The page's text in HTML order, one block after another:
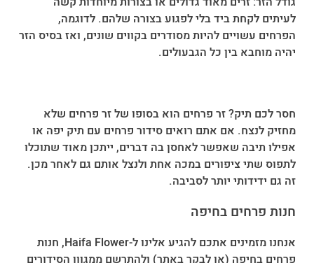
לעיתים לקחת ביד בלי לפגוע בצורה שלהם. לדוגמה,
הפרחים עשויים להיות מסודרים בקווים שונים, ואז בסיס הזר
יהיה מוחבא בין כל הגבעולים.
חסר לכם תיק?זר פרחים הוא בסופו של זר פרחים שלא
מחזיק לנצח. אם אתם רואים סידור פרחים עם תיק יפה או
אפילו תיבה שאפשר לאחסן בה דברים, ייתכן מאוד שתוכלו
לתפוס שתי ציפורים במכה אחת ולנצל אותם גם לאחר מכן.
זה גם ידידותי יותר לסביבה.
חנות פרחים בחיפה
אנחנו מזמינים אתכם להגיע אלינו ל-Haifa Flower, חנות
פרחים בחיפה (או לבקר באתר) ולהתרשם ממגוון הסידורים